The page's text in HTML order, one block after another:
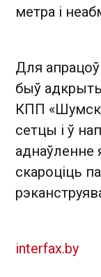
метра і
Для
быў
КПП
сетцы і ў
аднаўленне
скароціць
interfax.by